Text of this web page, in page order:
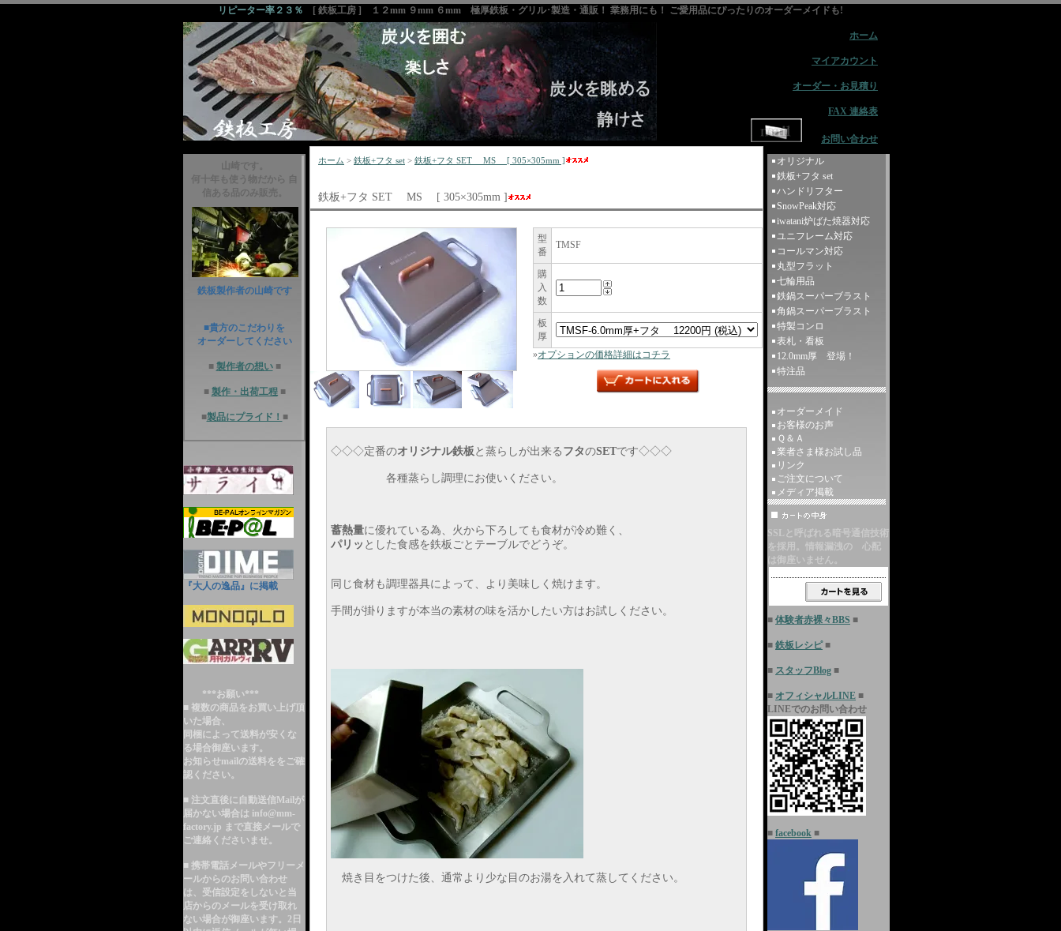
リピーター率２３％ [ 鉄板工房 ] １２mm ９mm ６mm 極厚鉄板・グリル･製造・通販！ 業務用にも！ ご愛用品にぴったりのオーダーメイドも!
ホーム
マイアカウント
オーダー・お見積り
FAX 連絡表
お問い合わせ
山崎です。
何十年も使う物だから 自
信ある品のみ販売。
鉄板製作者の山崎です
■貴方のこだわりを
オーダーしてください
■ 製作者の想い ■
■ 製作・出荷工程■
■製品にプライド！ ■
『大人の逸品』に掲載
***お願い***
■ 複数の商品をお買い上げ頂
いた場合、
同梱によって送料が安くな
る場合御座います。
お知らせmailの送料ををご確
認ください。
■ 注文直後に自動送信Mailが
届かない場合は info@mm-
factory.jp まで直接メールで
ご連絡くださいませ。
■ 携帯電話メールやフリーメ
ールからのお問い合わせ
は、受信設定をしないと当
店からのメールを受け取れ
ない場合が御座います。2日
ホーム > 鉄板+フタ set > 鉄板+フタ SET MS [ 305×305mm ]
鉄板+フタ SET MS [ 305×305mm ]
型
番
TMSF
購
入
数
板
厚
»オプションの価格詳細はコチラ
◇◇◇定番のオリジナル鉄板 と蒸らしが出来る フタのSETです◇◇◇
各種蒸らし調理にお使いください。
蓄熱量に優れている為、火から下ろしても食材が冷め難く、
パリッ とした食感を鉄板ごとテーブルでどうぞ。
同じ食材も調理器具によって、より美味しく焼けます。
手間が掛りますが本当の素材の味を活かしたい方はお試しください。
焼き目をつけた後、通常より少な目のお湯を入れて蒸してください。
オリジナル
鉄板+フタ set
ハンドリフター
SnowPeak対応
iwatani炉ばた焼器対応
ユニフレーム対応
コールマン対応
丸型フラット
七輪用品
鉄鍋スーパーブラスト
角鍋スーパーブラスト
特製コンロ
表札・看板
12.0mm厚 登場！
特注品
オーダーメイド
お客様のお声
Ｑ＆Ａ
業者さま様お試し品
リンク
ご注文について
メディア掲載
SSLと呼ばれる暗号通信技術
を採用。情報漏洩の 心配
は御座いません。
■ 体験者赤裸々BBS ■
■ 鉄板レシピ■
■ スタッフBlog ■
■ オフィシャルLINE ■
LINEでのお問い合わせ
■ facebook ■